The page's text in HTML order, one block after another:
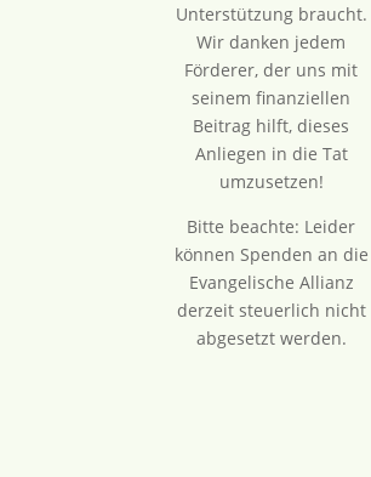
Unterstützung braucht.
Wir danken jedem
Förderer, der uns mit
seinem finanziellen
Beitrag hilft, dieses
Anliegen in die Tat
umzusetzen!
Bitte beachte: Leider
können Spenden an die
Evangelische Allianz
derzeit steuerlich nicht
abgesetzt werden.